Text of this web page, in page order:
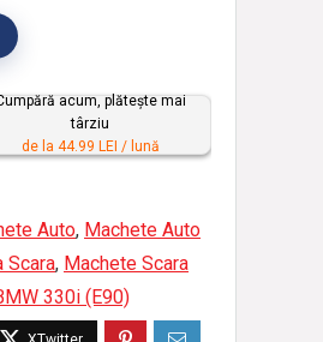
r
s
a
l
i
z
acum, plătește mai
târziu
de la 44.99 LEI / lună
Auto, Machete Auto
Scara, Machete Scara
330i (E90)